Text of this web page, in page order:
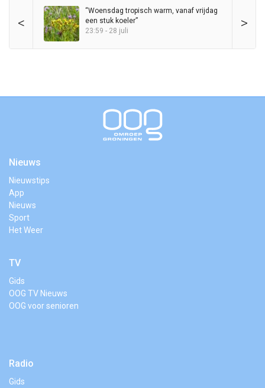
< >
“Woensdag tropisch warm, vanaf vrijdag
een stuk koeler”
23:59 - 28 juli
Nieuws
Nieuwstips
App
Nieuws
Sport
Het Weer
TV
Gids
OOG TV Nieuws
OOG voor senioren
Radio
Gids